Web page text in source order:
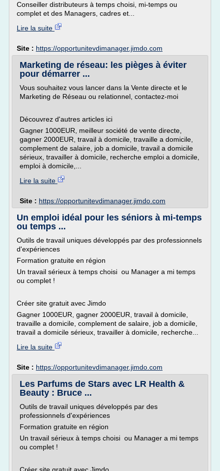
Conseiller distributeurs à temps choisi, mi-temps ou
complet et des Managers, cadres et...
Lire la suite
Site : https://opportunitevdimanager.jimdo.com
Marketing de réseau: les pièges à éviter
pour démarrer ...
Vous souhaitez vous lancer dans la Vente directe et le
Marketing de Réseau ou relationnel, contactez-moi
Découvrez d'autres articles ici
Gagner 1000EUR, meilleur société de vente directe,
gagner 2000EUR, travail à domicile, travaille a domicile,
complement de salaire, job a domicile, travail a domicile
sérieux, travailler à domicile, recherche emploi a domicile,
emploi à domicile,...
Lire la suite
Site : https://opportunitevdimanager.jimdo.com
Un emploi idéal pour les séniors à mi-temps
ou temps ...
Outils de travail uniques développés par des professionnels
d'expériences
Formation gratuite en région
Un travail sérieux à temps choisi ou Manager a mi temps
ou complet !
Créer site gratuit avec Jimdo
Gagner 1000EUR, gagner 2000EUR, travail à domicile,
travaille a domicile, complement de salaire, job a domicile,
travail a domicile sérieux, travailler à domicile, recherche...
Lire la suite
Site : https://opportunitevdimanager.jimdo.com
Les Parfums de Stars avec LR Health &
Beauty : Bruce ...
Outils de travail uniques développés par des
professionnels d'expériences
Formation gratuite en région
Un travail sérieux à temps choisi ou Manager a mi temps
ou complet !